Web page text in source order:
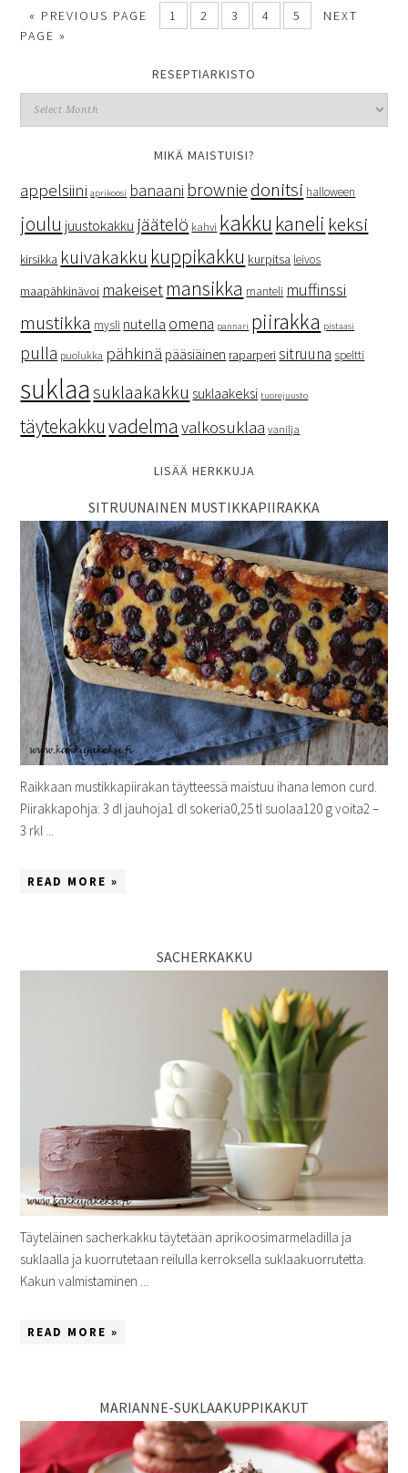
« PREVIOUS PAGE 1 2 3 4 5
NEXT
PAGE »
RESEPTIARKISTO
MIKÄ MAISTUISI?
appelsiini aprikoosi banaani brownie donitsi halloween
joulu juustokakku jäätelö kahvi kakku kaneli keksi
kirsikka kuivakakku kuppikakku kurpitsa leivos
maapähkinävoi makeiset mansikka manteli muffinssi
mustikka mysli nutella omena pannari piirakka pistaasi
pulla puolukka pähkinä pääsiäinen raparperi sitruuna speltti
suklaa suklaakakku suklaakeksi tuorejuusto
täytekakkuvadelma valkosuklaa vanilja
LISÄÄ HERKKUJA
SITRUUNAINEN MUSTIKKAPIIRAKKA
Raikkaan mustikkapiirakan täytteessä maistuu ihana lemon curd.
Piirakkapohja: 3 dl jauhoja1 dl sokeria0,25 tl suolaa120 g voita2 –
3 rkl ...
READ MORE »
SACHERKAKKU
Täyteläinen sacherkakku täytetään aprikoosimarmeladilla ja
suklaalla ja kuorrutetaan reilulla kerroksella suklaakuorrutetta.
Kakun valmistaminen ...
READ MORE »
MARIANNE-SUKLAAKUPPIKAKUT